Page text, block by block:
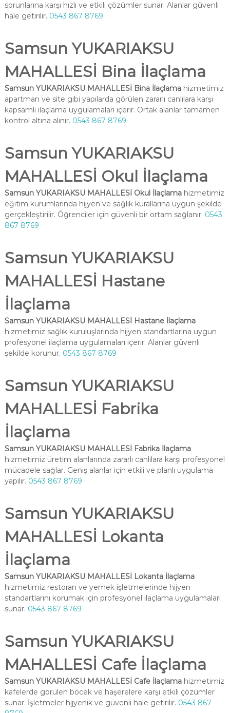
sorunlarına karşı hızlı ve etkili çözümler sunar. Alanlar güvenli
hale getirilir. 0543 867 8769
Samsun YUKARIAKSU
MAHALLESİ Bina İlaçlama
Samsun YUKARIAKSU MAHALLESİ Bina İlaçlamahizmetimiz
apartman ve site gibi yapılarda görülen zararlı canlılara karşı
kapsamlı ilaçlama uygulamaları içerir. Ortak alanlar tamamen
kontrol altına alınır. 0543 867 8769
Samsun YUKARIAKSU
MAHALLESİ Okul İlaçlama
Samsun YUKARIAKSU MAHALLESİ Okul İlaçlamahizmetimiz
eğitim kurumlarında hijyen ve sağlık kurallarına uygun şekilde
gerçekleştirilir. Öğrenciler için güvenli bir ortam sağlanır. 0543
867 8769
Samsun YUKARIAKSU
MAHALLESİ Hastane
İlaçlama
Samsun YUKARIAKSU MAHALLESİ Hastane İlaçlama
hizmetimiz sağlık kuruluşlarında hijyen standartlarına uygun
profesyonel ilaçlama uygulamaları içerir. Alanlar güvenli
şekilde korunur. 0543 867 8769
Samsun YUKARIAKSU
MAHALLESİ Fabrika
İlaçlama
Samsun YUKARIAKSU MAHALLESİ Fabrika İlaçlama
hizmetimiz üretim alanlarında zararlı canlılara karşı profesyonel
mücadele sağlar. Geniş alanlar için etkili ve planlı uygulama
yapılır. 0543 867 8769
Samsun YUKARIAKSU
MAHALLESİ Lokanta
İlaçlama
Samsun YUKARIAKSU MAHALLESİ Lokanta İlaçlama
hizmetimiz restoran ve yemek işletmelerinde hijyen
standartlarını korumak için profesyonel ilaçlama uygulamaları
sunar. 0543 867 8769
Samsun YUKARIAKSU
MAHALLESİ Cafe İlaçlama
Samsun YUKARIAKSU MAHALLESİ Cafe İlaçlamahizmetimiz
kafelerde görülen böcek ve haşerelere karşı etkili çözümler
sunar. İşletmeler hijyenik ve güvenli hale getirilir. 0543 867